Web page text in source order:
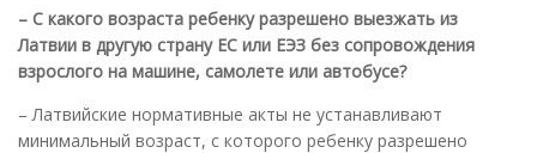
– С какого возраста ребенку разрешено выезжать из
Латвии в другую страну ЕС или ЕЭЗ без сопровождения
взрослого на машине, самолете или автобусе?
– Латвийские нормативные акты не устанавливают
минимальный возраст, с которого ребенку разрешено